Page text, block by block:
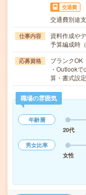
交通費
交通費別途
仕事内容
資料作成や
予算編成時
応募資格
ブランクOK
・Outlook
算・書式設
職場の雰囲気
年齢層
20代
男女比率
女性